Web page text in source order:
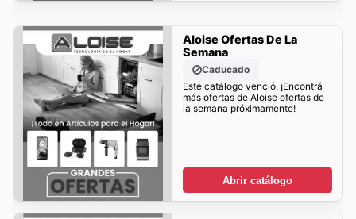
Aloise Ofertas De La
Semana
Caducado
Este catálogo venció. ¡Encontrá
más ofertas de Aloise ofertas de
la semana próximamente!
Abrir catálogo